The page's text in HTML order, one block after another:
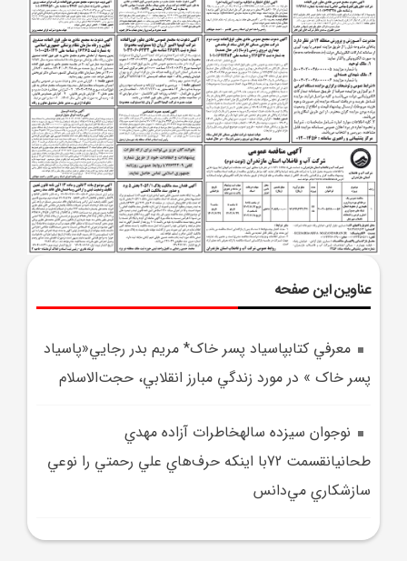
عناوین این صفحه
معرفي کتابپاسياد‌ پسر‌ خاک* مريم بدر رجايي«پاسياد
پسر خاک » در مورد زندگي مبارز انقلابي، حجت‌الاسلام
نوجوان سيزده سالهخاطرات آزاده مهدي
طحانيانقسمت 72با اينکه حرف‌هاي علي رحمتي را نوعي
سازشکاري مي‌دانس